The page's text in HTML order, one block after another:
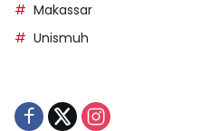
Makassar
Unismuh